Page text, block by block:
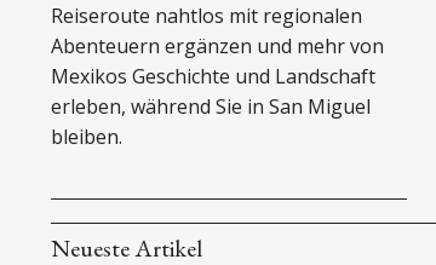
Reiseroute nahtlos mit regionalen
Abenteuern ergänzen und mehr von
Mexikos Geschichte und Landschaft
erleben, während Sie in San Miguel
bleiben.
Neueste Artikel